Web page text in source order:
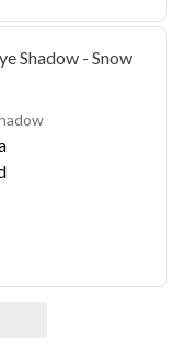
Shadow - Snow